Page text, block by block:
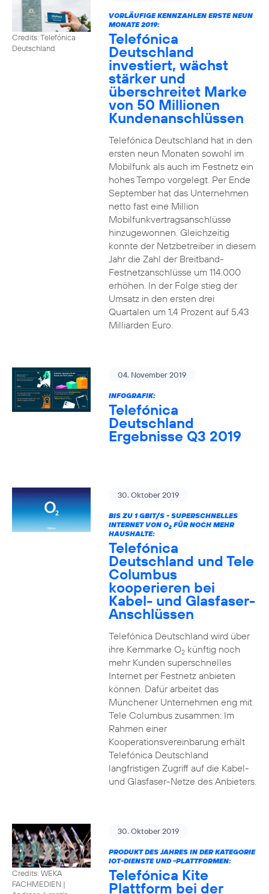
Credits: Telefónica
Deutschland
VORLÄUFIGE KENNZAHLEN ERSTE NEUN
MONATE 2019:
Telefónica
Deutschland
investiert, wächst
stärker und
überschreitet Marke
von 50 Millionen
Kundenanschlüssen
Telefónica Deutschland hat in den
ersten neun Monaten sowohl im
Mobilfunk als auch im Festnetz ein
hohes Tempo vorgelegt. Per Ende
September hat das Unternehmen
netto fast eine Million
Mobilfunkvertragsanschlüsse
hinzugewonnen. Gleichzeitig
konnte der Netzbetreiber in diesem
Jahr die Zahl der Breitband-
Festnetzanschlüsse um 114.000
erhöhen. In der Folge stieg der
Umsatz in den ersten drei
Quartalen um 1,4 Prozent auf 5,43
Milliarden Euro.
04. November 2019
INFOGRAFIK:
Telefónica
Deutschland
Ergebnisse Q3 2019
30. Oktober 2019
BIS ZU 1 GBIT/S - SUPERSCHNELLES
INTERNET VON O2FÜR NOCH MEHR
HAUSHALTE:
Telefónica
Deutschland und Tele
Columbus
kooperieren bei
Kabel- und Glasfaser-
Anschlüssen
Telefónica Deutschland wird über
ihre Kernmarke O2künftig noch
mehr Kunden superschnelles
Internet per Festnetz anbieten
können. Dafür arbeitet das
Münchener Unternehmen eng mit
Tele Columbus zusammen: Im
Rahmen einer
Kooperationsvereinbarung erhält
Telefónica Deutschland
langfristigen Zugriff auf die Kabel-
und Glasfaser-Netze des Anbieters.
Credits: WEKA
FACHMEDIEN |
30. Oktober 2019
PRODUKT DES JAHRES IN DER KATEGORIE
IOT-DIENSTE UND -PLATTFORMEN:
Telefónica Kite
Plattform bei der